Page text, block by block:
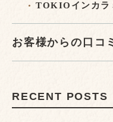
TOKIOインカラ
お客様からの口コ
RECENT POSTS